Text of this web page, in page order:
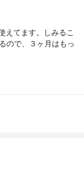
えてます。しみるこ
ので、３ヶ月はもっ